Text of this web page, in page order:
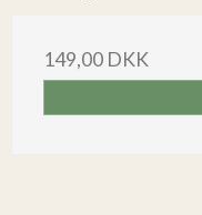
149,00 DKK